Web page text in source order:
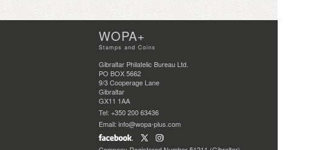
WOPA+
Stamps and Coins
Gibraltar Philatelic Bureau Ltd.
PO BOX 5662
9/3 Cooperage Lane
Gibraltar
GX11 1AA
Tel: +350 200 63436
Email: info@wopa-plus.com